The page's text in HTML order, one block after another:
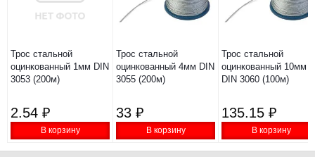
Трос стальной
оцинкованный 1мм DIN
3053 (200м)
2.54 ₽
В корзину
Трос стальной
оцинкованный 4мм DIN
3055 (200м)
33 ₽
В корзину
Трос стальной
оцинкованный 10мм
DIN 3060 (100м)
135.15 ₽
В корзину